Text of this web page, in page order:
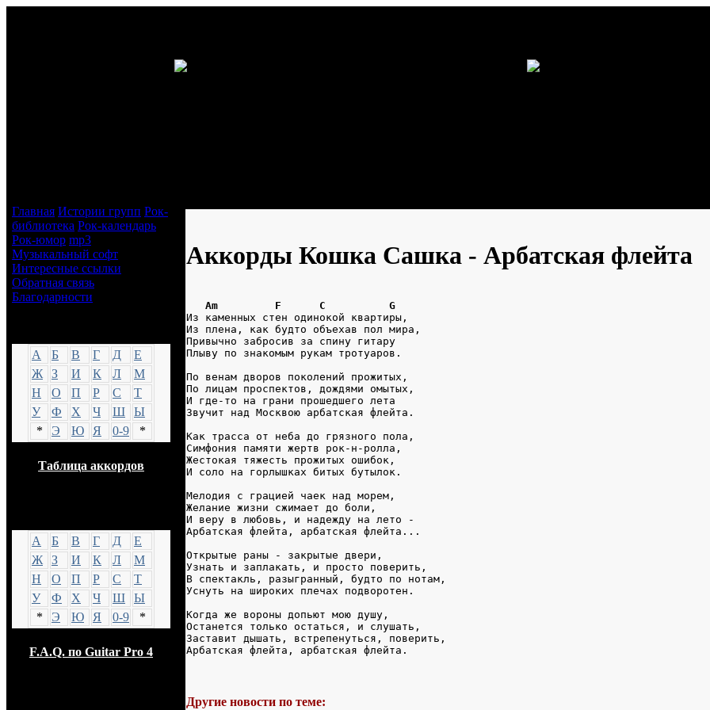
Главная Истории групп Рок-
библиотека Рок-календарь
Рок-юмор mp3
Музыкальный софт
Интересные ссылки
Обратная связь
Благодарности
А
Б В Г Д
Е
Ж
З И К Л
М
Н
О П Р С
Т
У
Ф Х Ч Ш
Ы
*
Э Ю Я 0-9 *
Таблица аккордов
А
Б В Г Д
Е
Ж
З И К Л
М
Н
О П Р С
Т
У
Ф Х Ч Ш
Ы
*
Э Ю Я 0-9 *
F.A.Q. по Guitar Pro 4
Аккорды Кошка Сашка - Арбатская флейта
Am         F      C          G
Из каменных стен одинокой квартиры,
Из плена, как будто объехав пол мира,
Привычно забросив за спину гитару
Плыву по знакомым рукам тротуаров.
По венам дворов поколений прожитых,
По лицам проспектов, дождями омытых,
И где-то на грани прошедшего лета
Звучит над Москвою арбатская флейта.
Как трасса от неба до грязного пола,
Симфония памяти жертв рок-н-ролла,
Жестокая тяжесть прожитых ошибок,
И соло на горлышках битых бутылок.
Мелодия с грацией чаек над морем,
Желание жизни сжимает до боли,
И веру в любовь, и надежду на лето -
Арбатская флейта, арбатская флейта...
Открытые раны - закрытые двери,
Узнать и заплакать, и просто поверить,
В спектакль, разыгранный, будто по нотам,
Уснуть на широких плечах подворотен.
Когда же вороны допьют мою душу,
Останется только остаться, и слушать,
Заставит дышать, встрепенуться, поверить,
Арбатская флейта, арбатская флейта.
Другие новости по теме: